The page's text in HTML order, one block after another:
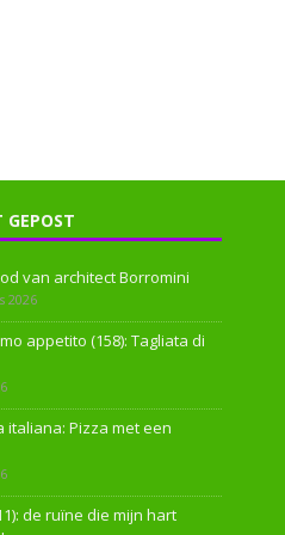
GEPOST
van architect Borromini
2026
appetito (158): Tagliata di
italiana: Pizza met een
de ruïne die mijn hart